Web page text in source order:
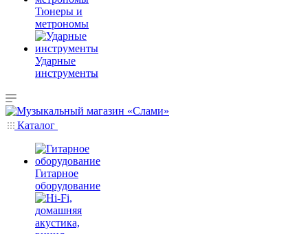
Тюнеры и
метрономы
Ударные
инструменты
Каталог
Гитарное
оборудование